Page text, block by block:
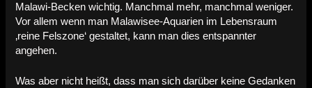
Malawi-Becken wichtig. Manchmal mehr, manchmal weniger.
Vor allem wenn man Malawisee-Aquarien im Lebensraum
‚reine Felszone‘ gestaltet, kann man dies entspannter
angehen.
Was aber nicht heißt, dass man sich darüber keine Gedanken